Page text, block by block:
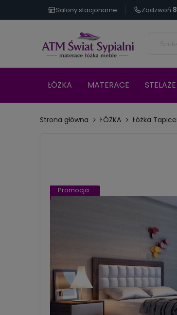
Salony stacjonarne Zadzwoń:
ŁÓŻKA MATERACE STELAŻE
Strona główna ŁÓŻKA Łóżka
Promocja